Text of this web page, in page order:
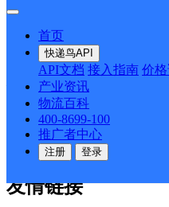
首页
快递鸟API
API文档 接入指南 价
产业资讯
物流百科
400-8699-100
推广者中心
注册 登录
API接口 DEMO下载
关于我们
公司介绍 企业动态
合作伙伴 快递鸟接口服务
户隐私政策
友情链接